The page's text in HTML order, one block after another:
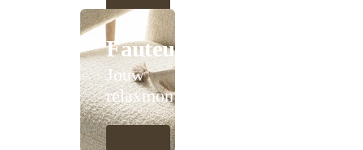
Fauteuils
Jouw
relaxmoment